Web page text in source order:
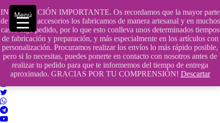
INFORMACIÓN IMPORTANTE. Os recordamos que la mayor parte
de nuestros accesorios los fabricamos de manera artesanal y en muchos
casos bajo pedido, por lo que esto conlleva unos determinados tiempos
de fabricación y preparación, y más especialmente en los artículos con
personalización. Procuramos realizar los envíos lo más rápido posible,
pero si lo necesitas, puedes ponerte en contacto con nosotros antes de
realizar tu pedido para que te informemos del tiempo de entrega
aproximado. GRACIAS POR TU COMPRENSIÓN! Descartar
Saltar
contenido
609241475 SOLO DE 10:00 a 14:00
info@hobbyaescala.com
San Fernando de Henares
10:00 - 14:00
Menú